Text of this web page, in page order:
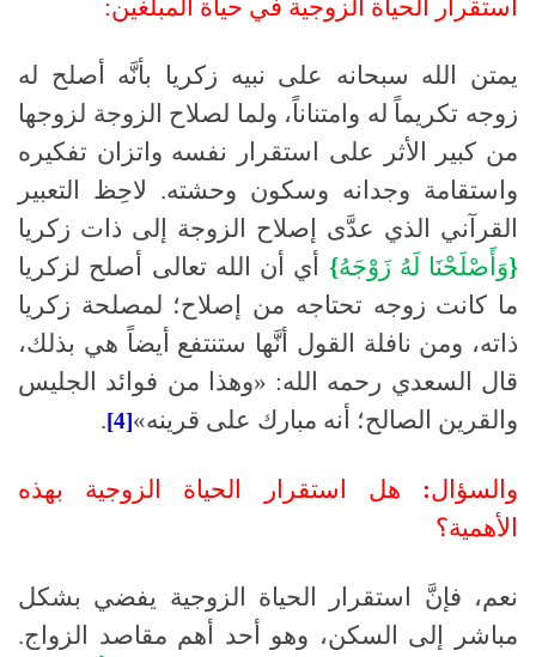
استقرار الحياة الزوجية في حياة المبلغين:
يمتن الله سبحانه على نبيه زكريا بأنَّه أصلح له
زوجه تكريماً له وامتناناً، ولما لصلاح الزوجة لزوجها
من كبير الأثر على استقرار نفسه واتزان تفكيره
واستقامة وجدانه وسكون وحشته. لاحِظ التعبير
القرآني الذي عدَّى إصلاح الزوجة إلى ذات زكريا
{وَأَصْلَحْنَا لَهُ زَوْجَهُ}
أي أن الله تعالى أصلح لزكريا
ما كانت زوجه تحتاجه من إصلاح؛ لمصلحة زكريا
ذاته، ومن نافلة القول أنَّها ستنتفع أيضاً هي بذلك،
قال السعدي رحمه الله: «وهذا من فوائد الجليس
والقرين الصالح؛ أنه مبارك على قرينه»[4]
.
والسؤال: هل استقرار الحياة الزوجية
بهذه
الأهمية؟
نعم، فإنَّ استقرار الحياة الزوجية يفضي بشكل
مباشر إلى السكن، وهو أحد أهم مقاصد الزواج.